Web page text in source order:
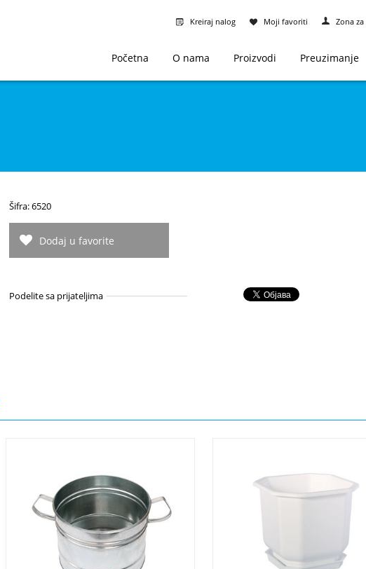
Kreiraj nalog Moji favoriti Zona
Početna O nama Proizvodi Preuzimanje
Šifra: 6520
Dodaj u favorite
Podelite sa prijateljima